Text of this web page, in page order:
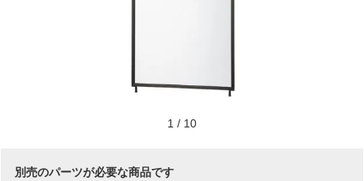
1 / 10
別売のパーツが必要な商品です